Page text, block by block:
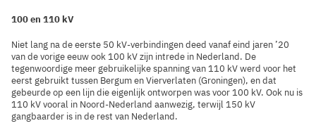
100 en 110 kV
Niet lang na de eerste 50 kV-verbindingen deed vanaf eind jaren ’20
van de vorige eeuw ook 100 kV zijn intrede in Nederland. De
tegenwoordige meer gebruikelijke spanning van 110 kV werd voor het
eerst gebruikt tussen Bergum en Vierverlaten (Groningen), en dat
gebeurde op een lijn die eigenlijk ontworpen was voor 100 kV. Ook nu is
110 kV vooral in Noord-Nederland aanwezig, terwijl 150 kV
gangbaarder is in de rest van Nederland.